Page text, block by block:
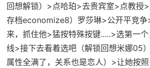
回想解锁）>点哈珀>去贵宾室>点教授
存档economize8）罗莎琳>公开平竞
来，抓住他>猛按特殊按键.....>选第一
线>接下去看着选吧（解锁回想米娜05
属性全满了，关系也是恋人）>让她按